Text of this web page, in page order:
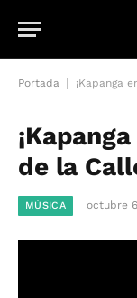
Portada ¡Kapanga
de la
MÚSICA octubre